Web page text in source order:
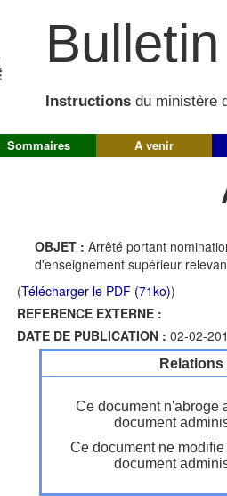
Instructions du ministère
Sommaires A venir
OBJET : Arrêté portant
d'enseignement supérieur
(Télécharger le PDF (71ko))
REFERENCE EXTERNE :
DATE DE PUBLICATION : 02-02-
Ce document n'abroge
document
Ce document ne
document